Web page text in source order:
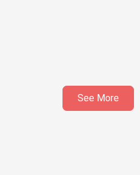
See More